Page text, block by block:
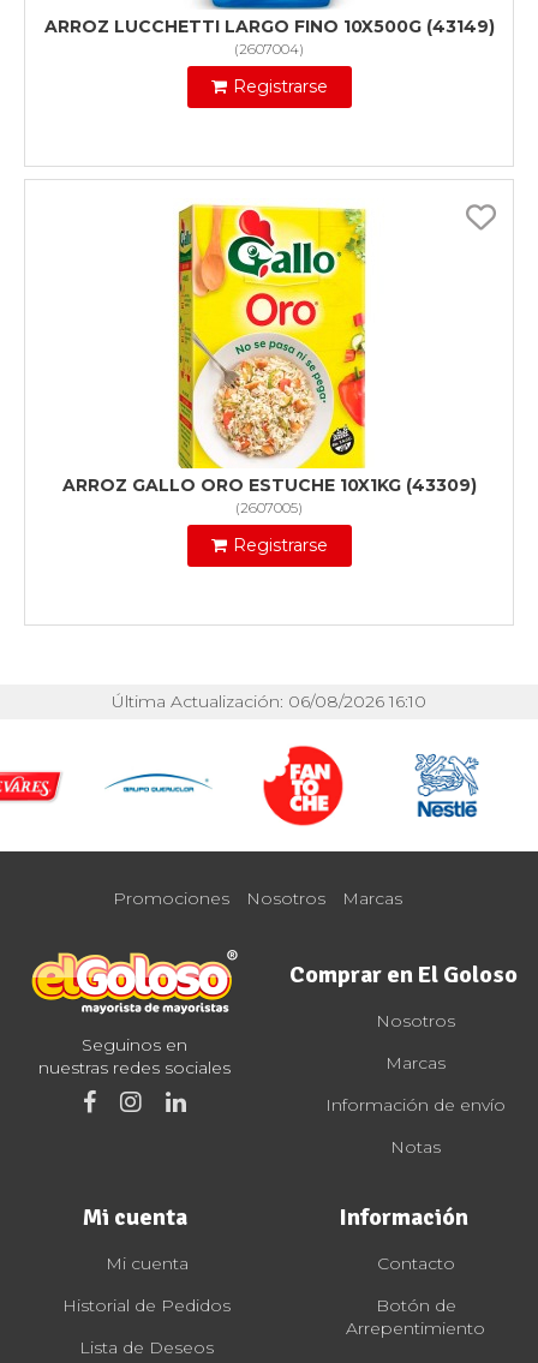
ARROZ LUCCHETTI LARGO FINO 10X500G (43149)
(2607004)
Registrarse
ARROZ GALLO ORO ESTUCHE 10X1KG (43309)
(2607005)
Registrarse
Última Actualización: 06/08/2026 16:10
Promociones Nosotros Marcas
Seguinos en
nuestras redes sociales
Comprar en El Goloso
Nosotros
Marcas
Información de envío
Notas
Mi cuenta
Mi cuenta
Historial de Pedidos
Lista de Deseos
Información
Contacto
Botón de
Arrepentimiento